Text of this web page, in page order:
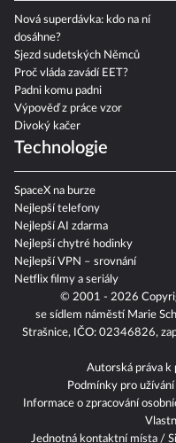
© 2001 - 2026
se sídlem náměstí Marie
Strašnice, IČO: 02346826,
Autorská práva k
Podmínky pro
Informace o zpracování
Jednotná kontaktní místa /
Nová superdávka: kdo na ní
dosáhne?
Sjezd sudetských Němců
Proč vláda zavádí EET?
Padni komu padni
Výpověď z práce vzor
Divoký kačer
Technologie
SpaceX na burze
Nejlepší telefony
Nejlepší AI zdarma
Nejlepší chytré hodinky
Nejlepší VPN – srovnání
Netflix filmy a seriály